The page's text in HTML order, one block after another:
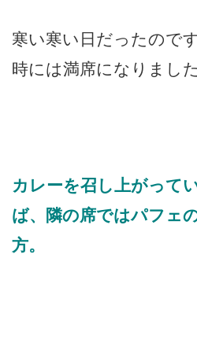
寒い寒い日だったので
時には満席になりました
カレーを召し上がって
ば、隣の席ではパフェ
方。